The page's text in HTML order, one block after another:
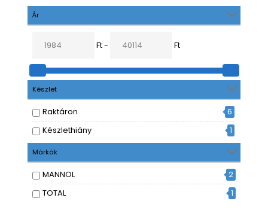
Ár
Ft - Ft
Készlet
Raktáron
6
Készlethiány
1
Márkák
MANNOL
2
TOTAL
1